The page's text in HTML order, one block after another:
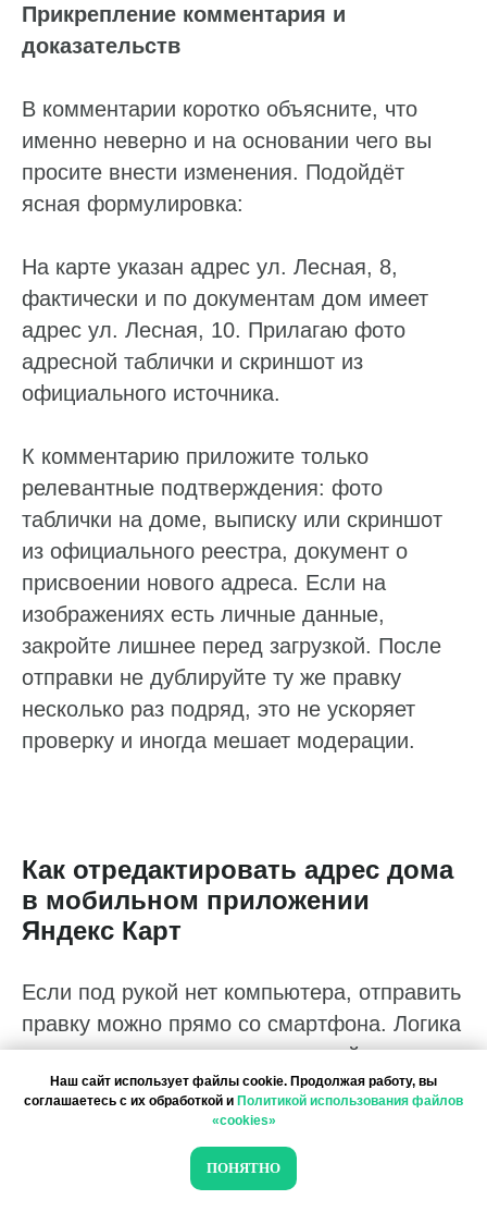
Прикрепление комментария и
доказательств
В комментарии коротко объясните, что
именно неверно и на основании чего вы
просите внести изменения. Подойдёт
ясная формулировка:
На карте указан адрес ул. Лесная, 8,
фактически и по документам дом имеет
адрес ул. Лесная, 10. Прилагаю фото
адресной таблички и скриншот из
официального источника.
К комментарию приложите только
релевантные подтверждения: фото
таблички на доме, выписку или скриншот
из официального реестра, документ о
присвоении нового адреса. Если на
изображениях есть личные данные,
закройте лишнее перед загрузкой. После
отправки не дублируйте ту же правку
несколько раз подряд, это не ускоряет
проверку и иногда мешает модерации.
Как отредактировать адрес дома
в мобильном приложении
Яндекс Карт
Если под рукой нет компьютера, отправить
правку можно прямо со смартфона. Логика
в приложении та же, что и на сайте:
сначала нужно открыть карточку нужного
объекта, затем перейти к форме
исправления и указать корректный адрес.
Для физлица это удобный способ быстро
Наш сайт использует файлы cookie. Продолжая работу, вы
соглашаетесь с их обработкой и Политикой использования файлов
«cookies»
ПОНЯТНО